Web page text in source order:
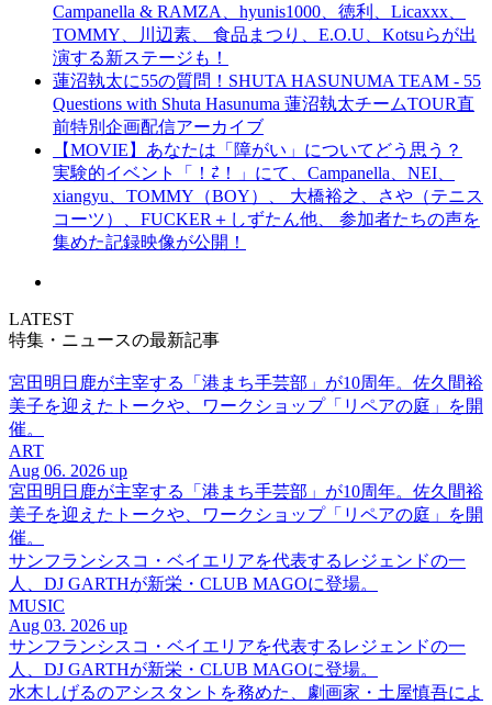
Campanella & RAMZA、hyunis1000、徳利、Licaxxx、
TOMMY、川辺素、 食品まつり、E.O.U、Kotsuらが出
演する新ステージも！
蓮沼執太に55の質問！SHUTA HASUNUMA TEAM - 55
Questions with Shuta Hasunuma 蓮沼執太チームTOUR直
前特別企画配信アーカイブ
【MOVIE】あなたは「障がい」についてどう思う？
実験的イベント「！⇄！」にて、Campanella、NEI、
xiangyu、TOMMY（BOY）、 大橋裕之、さや（テニス
コーツ）、FUCKER＋しずたん他、 参加者たちの声を
集めた記録映像が公開！
LATEST
特集・ニュースの最新記事
宮田明日鹿が主宰する「港まち手芸部」が10周年。佐久間裕
美子を迎えたトークや、ワークショップ「リペアの庭」を開
催。
ART
Aug 06. 2026 up
宮田明日鹿が主宰する「港まち手芸部」が10周年。佐久間裕
美子を迎えたトークや、ワークショップ「リペアの庭」を開
催。
サンフランシスコ・ベイエリアを代表するレジェンドの一
人、DJ GARTHが新栄・CLUB MAGOに登場。
MUSIC
Aug 03. 2026 up
サンフランシスコ・ベイエリアを代表するレジェンドの一
人、DJ GARTHが新栄・CLUB MAGOに登場。
水木しげるのアシスタントを務めた、劇画家・土屋慎吾によ